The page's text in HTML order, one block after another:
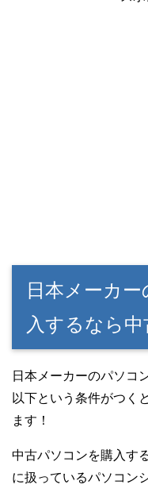
日本メーカ
入するなら中
日本メーカーのパソコ
以下という条件がつく
ます！
中古パソコンを購入す
に扱っているパソコン